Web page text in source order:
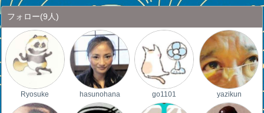
フォロー(9人)
Ryosuke hasunohana go1101 yazikun